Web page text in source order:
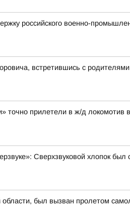
российского военно-
встретившись с
точно прилетели в ж/д локомотив
Сверхзвуковой хлопок
был вызван пролетом